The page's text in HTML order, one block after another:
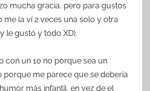
mucha gracia, pero para gustos
me la ví 2 veces una solo y otra
le gustó y todo XD).
con un 10 no porque sea un
porque me parece que se debería
más infantil, en vez de el